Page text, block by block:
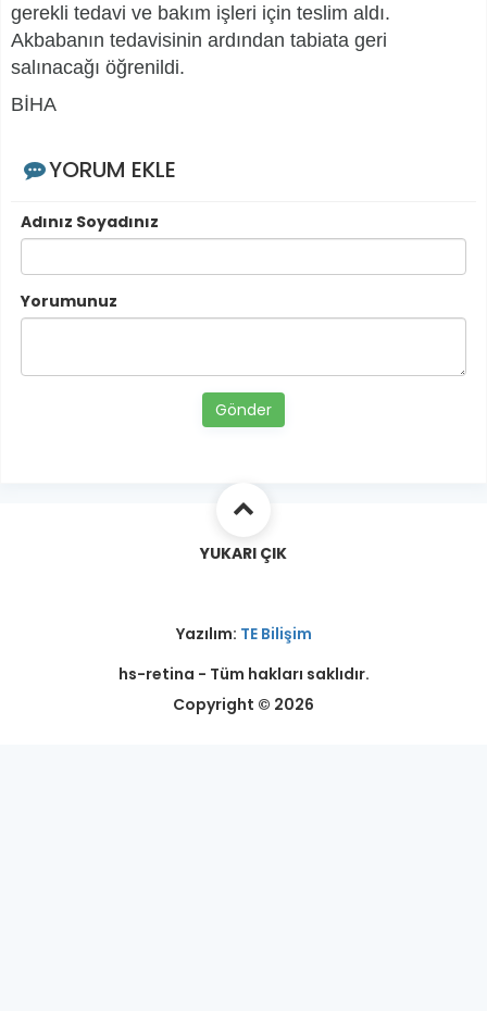
gerekli tedavi ve bakım işleri için teslim aldı.
Akbabanın tedavisinin ardından tabiata geri
salınacağı öğrenildi.
BİHA
YORUM EKLE
Adınız Soyadınız
Yorumunuz
Gönder
YUKARI ÇIK
Yazılım: TE Bilişim
hs-retina - Tüm hakları saklıdır.
Copyright © 2026